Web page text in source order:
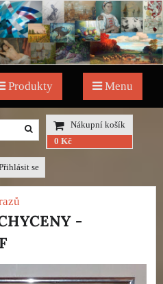
Produkty Menu
Nákupní košík
0 Kč
se
-